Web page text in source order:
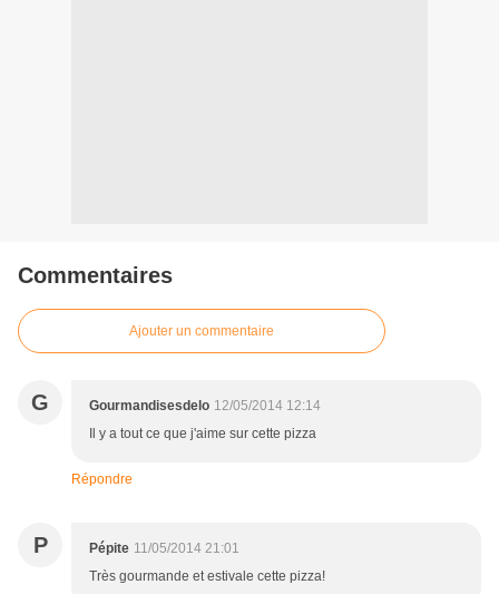
Commentaires
Ajouter un commentaire
G Gourmandisesdelo 12/05/2014 12:14
Il y a tout ce que j'aime sur cette pizza
Répondre
P Pépite 11/05/2014 21:01
Très gourmande et estivale cette pizza!